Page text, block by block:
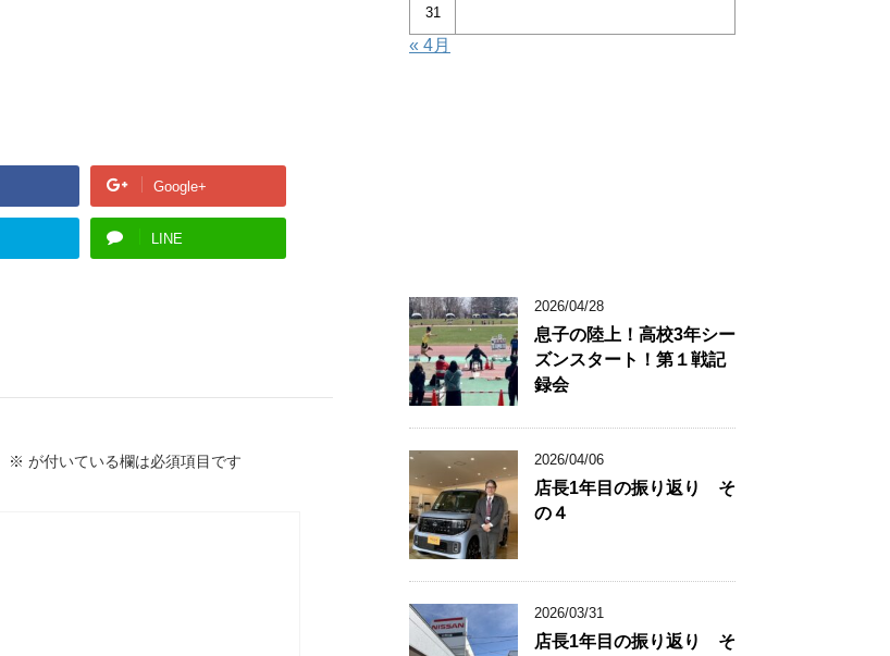
Google+
LINE
※ が付いている欄は必須項目です
31
« 4月
2026/04/28
息子の陸上！高校3年シー
ズンスタート！第１戦記
録会
2026/04/06
店長1年目の振り返り そ
の４
2026/03/31
店長1年目の振り返り そ